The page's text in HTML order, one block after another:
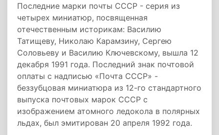
Последние марки почты СССР - серия из
четырех миниатюр, посвященная
отечественным историкам: Василию
Татищеву, Николаю Карамзину, Сергею
Соловьеву и Василию Ключевскому, вышла 12
декабря 1991 года. Последний знак почтовой
оплаты с надписью «Почта СССР» -
беззубцовая миниатюра из 12-го стандартного
выпуска почтовых марок СССР с
изображением атомного ледокола в полярных
льдах, был эмитирован 20 апреля 1992 года.